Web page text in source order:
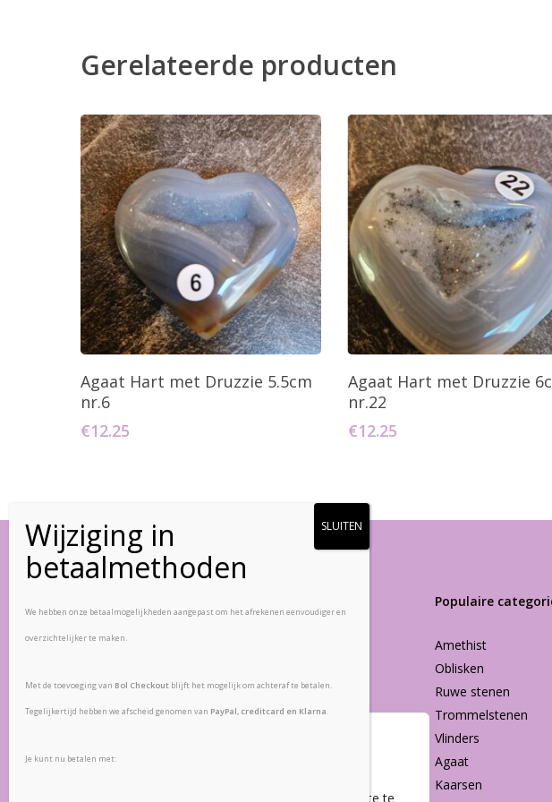
Wij gebruiken cookies om uw ervaring op onze website te
Gerelateerde producten
Toevoegen Aan Winkelwagen
Agaat Hart met Druzzie 5.5cm
nr.6
€12.25
Toevoegen Aan
Agaat Hart met Druzzie
nr.22
€12.25
Zandpad-Driemond 5
Nederland
Retourbeleid
Populaire
Amethist
Oblisken
Ruwe stenen
Trommelstenen
Vlinders
Agaat
Kaarsen
We hebben onze betaalmogelijkheden aangepast om het afrekenen eenvoudiger en
overzichtelijker te maken.
Met de toevoeging van Bol Checkout blijft het mogelijk om achteraf te betalen.
Tegelijkertijd hebben we afscheid genomen van PayPal, creditcard en Klarna.
Je kunt nu betalen met: